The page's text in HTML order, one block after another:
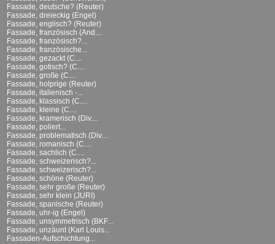
Fassade, deutsche? (Reuter)
Fassade, dreieckig (Engel)
Fassade, englisch? (Reuter)
Fassade, französisch (And....
Fassade, französisch?...
Fassade, französische...
Fassade, gezackt (C....
Fassade, gotisch? (C....
Fassade, große (C....
Fassade, holprige (Reuter)
Fassade, italienisch -...
Fassade, klassisch (C....
Fassade, kleine (C....
Fassade, kramerisch (Div....
Fassade, poliert...
Fassade, problematisch (Div....
Fassade, romanisch (C....
Fassade, sachlich (C....
Fassade, schweizerisch?...
Fassade, schweizerisch?...
Fassade, schöne (Reuter)
Fassade, sehr große (Reuter)
Fassade, sehr klein (JURI)
Fassade, spanische (Reuter)
Fassade, uhr-ig (Engel)
Fassade, unsymmetrisch (BKF...
Fassade, unzäunt (Karl Louis...
Fassaden-Aufschichtung...